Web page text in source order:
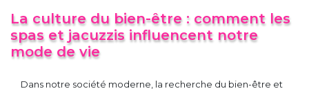
La culture du bien-être : comment les
spas et jacuzzis influencent notre
mode de vie
Dans notre société moderne, la recherche du bien-être et